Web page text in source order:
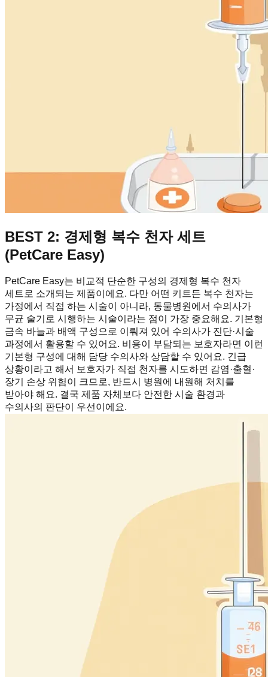
BEST 2: 경제형 복수 천자 세트
(PetCare Easy)
PetCare Easy는 비교적 단순한 구성의 경제형 복수 천자
세트로 소개되는 제품이에요. 다만 어떤 키트든 복수 천자는
가정에서 직접 하는 시술이 아니라, 동물병원에서 수의사가
무균 술기로 시행하는 시술이라는 점이 가장 중요해요. 기본형
금속 바늘과 배액 구성으로 이뤄져 있어 수의사가 진단·시술
과정에서 활용할 수 있어요. 비용이 부담되는 보호자라면 이런
기본형 구성에 대해 담당 수의사와 상담할 수 있어요. 긴급
상황이라고 해서 보호자가 직접 천자를 시도하면 감염·출혈·
장기 손상 위험이 크므로, 반드시 병원에 내원해 처치를
받아야 해요. 결국 제품 자체보다 안전한 시술 환경과
수의사의 판단이 우선이에요.